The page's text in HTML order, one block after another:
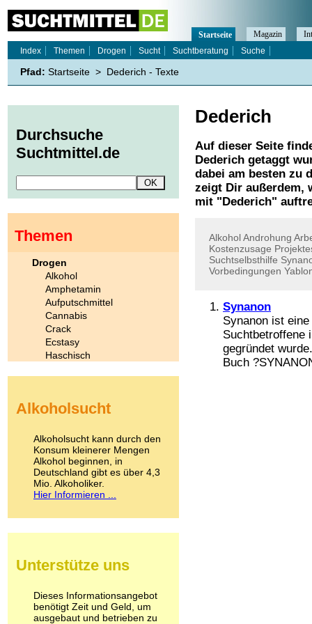
Dederich
Auf dieser Seite
Dederich getaggt
dabei am besten zu
zeigt Dir außerdem,
mit " Dederich"
AlkoholAndrohung
Kostenzusage
Suchtselbsthilfe
Vorbedingungen
Synanon
Synanon ist
Suchtbetroffene
gegründet
Buch
Startseite Magazin
Index
Themen Drogen Sucht Suchtberatung Suche
Pfad: Startseite > Dederich - Texte
Durchsuche
Suchtmittel.de
Themen
Drogen
Alkohol
Amphetamin
Aufputschmittel
Cannabis
Crack
Ecstasy
Haschisch
Kokain
LSD
Marihuana
Medikamente
Meskalin
Metamphetamin
Methadon
Pilze
Psychopharmaka
Schlafmittel
Schmerzmittel
Alkoholsucht
Alkoholsucht kann durch den
Konsum kleinerer Mengen
Alkohol beginnen, in
Deutschland gibt es über 4,3
Mio. Alkoholiker.
Hier Informieren ...
Unterstütze uns
Dieses Informationsangebot
benötigt Zeit und Geld, um
ausgebaut und betrieben zu